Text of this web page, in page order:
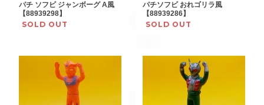
パチ ソフビ ジャンボーグ A風
【88939298】
SOLD OUT
パチソフビ おれゴリラ風
【88939286】
SOLD OUT